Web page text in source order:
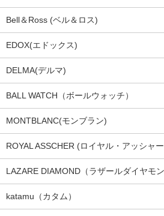
Bell＆Ross (ベル＆ロス)
EDOX(エドックス)
DELMA(デルマ)
BALL WATCH（ボールウォッチ）
MONTBLANC(モンブラン)
ROYAL ASSCHER (ロイヤル・アッシャー
LAZARE DIAMOND（ラザールダイヤモン
katamu（カタム）